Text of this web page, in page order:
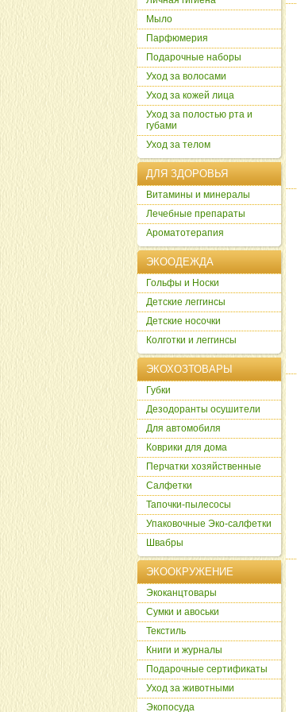
Мыло
Парфюмерия
Подарочные наборы
Уход за волосами
Уход за кожей лица
Уход за полостью рта и
губами
Уход за телом
ДЛЯ ЗДОРОВЬЯ
Витамины и минералы
Лечебные препараты
Ароматотерапия
ЭКООДЕЖДА
Гольфы и Носки
Детские леггинсы
Детские носочки
Колготки и леггинсы
ЭКОХОЗТОВАРЫ
Губки
Дезодоранты осушители
Для автомобиля
Коврики для дома
Перчатки хозяйственные
Салфетки
Тапочки-пылесосы
Упаковочные Эко-салфетки
Швабры
ЭКООКРУЖЕНИЕ
Экоканцтовары
Сумки и авоськи
Текстиль
Книги и журналы
Подарочные сертификаты
Уход за животными
Экопосуда